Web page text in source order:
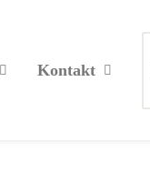
Kontakt